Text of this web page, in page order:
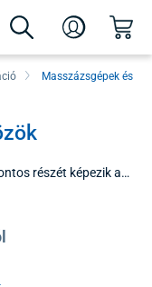
Masszázsgépek és
részét képezik a
ápolásának. Ez a
a véráramlás